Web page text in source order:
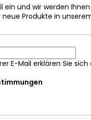
ein und wir werden Ihnen
Produkte in
E-Mail erklären Sie